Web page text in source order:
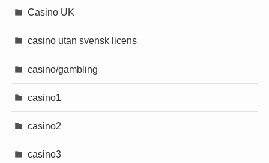
Casino UK
casino utan svensk licens
casino/gambling
casino1
casino2
casino3